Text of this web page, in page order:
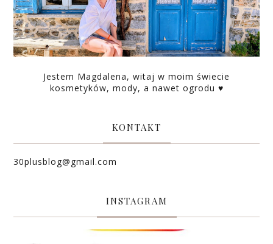
Jestem Magdalena, witaj w moim świecie
kosmetyków, mody, a nawet ogrodu ♥
KONTAKT
30plusblog@gmail.com
INSTAGRAM